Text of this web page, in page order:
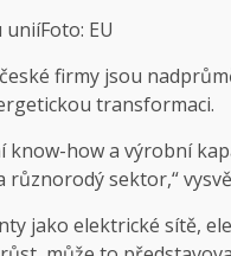
uniíFoto: EU
firmy jsou
transformaci.
know-how a výrobní
sektor,“
jako elektrické sítě,